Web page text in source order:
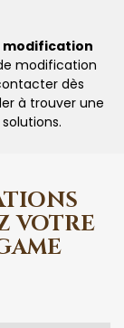
modification
modification
dès
à trouver une
VOTRE